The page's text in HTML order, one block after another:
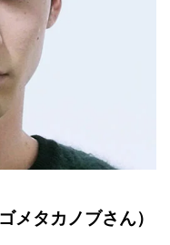
メタカノブさん）